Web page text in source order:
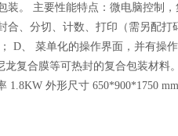
装。 主要性能特点：微电脑控制
合、分切、计数、打印（需另配
D、 菜单化的操作界面，并有操
龙复合膜等可热封的复合包装材料
1.8KW 外形尺寸 650*900*1750